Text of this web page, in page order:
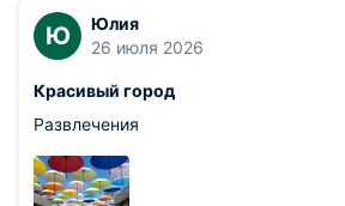
Поезда дальнего следования
ж/д вокзал Адлера. Фирменные
столицы доезжают до места менее
соседних регионов и Краснодара
скоростной электричке — это займет
автомобильных пробок.
Адлер — универсальный курорт для
Ю
Юлия
26 июля 2026
Красивый город
Развлечения